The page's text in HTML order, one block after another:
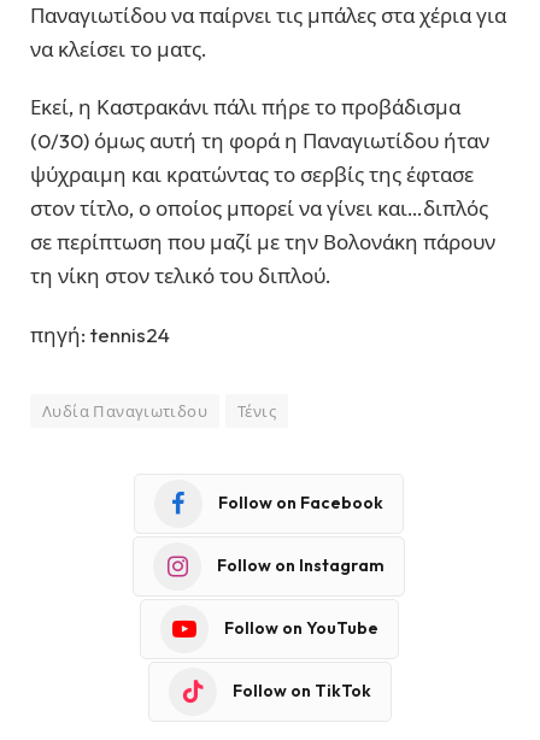
Παναγιωτίδου να παίρνει τις μπάλες στα χέρια για
να κλείσει το ματς.
Εκεί, η Καστρακάνι πάλι πήρε το προβάδισμα
(0/30) όμως αυτή τη φορά η Παναγιωτίδου ήταν
ψύχραιμη και κρατώντας το σερβίς της έφτασε
στον τίτλο, ο οποίος μπορεί να γίνει και…διπλός
σε περίπτωση που μαζί με την Βολονάκη πάρουν
τη νίκη στον τελικό του διπλού.
πηγή: tennis24
Λυδία Παναγιωτιδου Τένις
Follow on Facebook
Follow on Instagram
Follow on YouTube
Follow on TikTok